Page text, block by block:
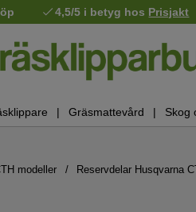
4,5/5 i betyg hos Prisjakt
Gräsmattevård Skog
modeller Reservdelar Husqvarna